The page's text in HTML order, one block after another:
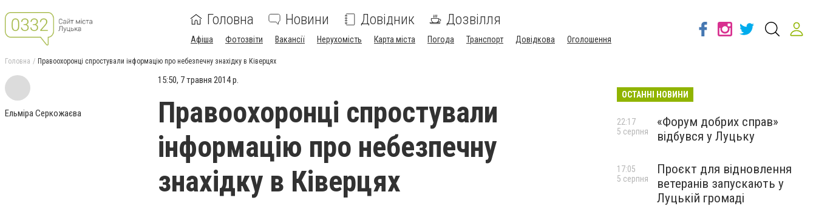
Головна Новини Довідник Дозвілля
Афіша Фотозвіти Вакансії Нерухомість Карта міста Погода Транспорт Довідкова Оголошення
Головна Правоохоронці спростували інформацію про небезпечну знахідку в Ківерцях
Ельміра Серкожаєва
15:50, 7 травня 2014 р.
Правоохоронці спростували
інформацію про небезпечну
знахідку в Ківерцях
ОСТАННІ НОВИНИ
«Форум добрих справ»
відбувся у Луцьку
22:17
5 серпня
Проєкт для відновлення
ветеранів запускають у
Луцькій громаді
17:05
5 серпня